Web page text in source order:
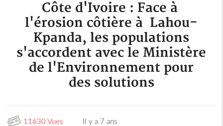
Côte d'Ivoire : Face à
l'érosion côtière à Lahou-
Kpanda, les populations
s'accordent avec le Ministère
de l'Environnement pour
des solutions
11630 Vues Il y a 7 ans